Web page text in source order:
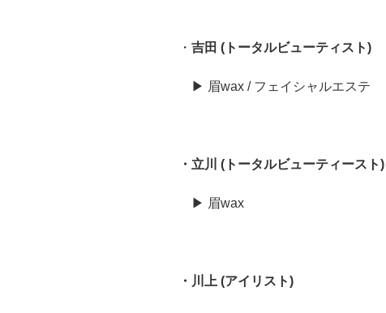
・ 吉田 (トータルビューティスト)
▶︎ 眉wax / フェイシャルエステ
・立川 (トータルビューティースト)
▶︎ 眉wax
・川上 (アイリスト)